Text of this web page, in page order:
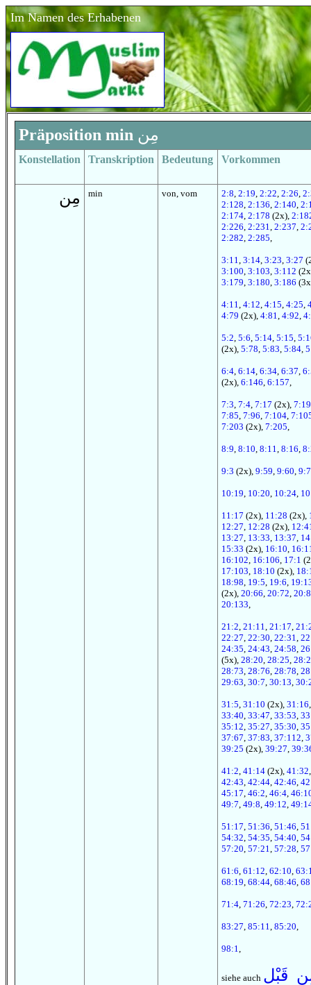
Im Namen des Erhabenen
Präposition min مِن
Konstellation Transkription Bedeutung Vorkommen
مِن min von, vom 2:8, 2:19, 2:22, 2:26,
2:128, 2:136, 2:140,
2:174, 2:178 (2x),
2:226, 2:231, 2:237,
2:282, 2:285,
3:11, 3:14, 3:23, 3:27
3:100, 3:103, 3:112
3:179, 3:180, 3:186
4:11, 4:12, 4:15, 4:25,
4:79 (2x), 4:81, 4:92,
5:2, 5:6, 5:14, 5:15,
(2x), 5:78, 5:83, 5:84,
6:4, 6:14, 6:34, 6:37,
(2x), 6:146, 6:157,
7:3, 7:4, 7:17 (2x), 7:19
7:85, 7:96, 7:104,
7:203 (2x), 7:205,
8:9, 8:10, 8:11, 8:16,
9:3 (2x), 9:59, 9:60,
10:19, 10:20, 10:24,
11:17 (2x), 11:28 (2x),
12:27, 12:28 (2x),
13:27, 13:33, 13:37,
15:33 (2x), 16:10,
16:102, 16:106, 17:1
17:103, 18:10 (2x),
18:98, 19:5, 19:6,
(2x), 20:66, 20:72,
20:133,
21:2, 21:11, 21:17,
22:27, 22:30, 22:31,
24:35, 24:43, 24:58,
(5x), 28:20, 28:25,
28:73, 28:76, 28:78,
29:63, 30:7, 30:13,
31:5, 31:10 (2x), 31:16
33:40, 33:47, 33:53,
35:12, 35:27, 35:30,
37:67, 37:83, 37:112,
39:25 (2x), 39:27,
41:2, 41:14 (2x), 41:32
42:43, 42:44, 42:46,
45:17, 46:2, 46:4,
49:7, 49:8, 49:12,
51:17, 51:36, 51:46,
54:32, 54:35, 54:40,
57:20, 57:21, 57:28,
61:6, 61:12, 62:10,
68:19, 68:44, 68:46,
71:4, 71:26, 72:23,
83:27, 85:11, 85:20,
98:1,
siehe auch قَبْل